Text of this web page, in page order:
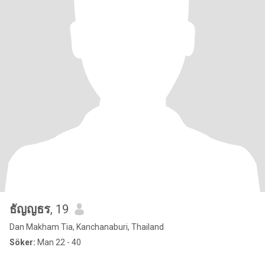
ธัญญธร, 19
Dan Makham Tia, Kanchanaburi, Thailand
Söker: Man 22 - 40